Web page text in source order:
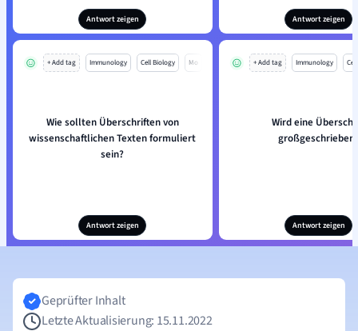
Antwort zeigen Antwort zeigen
+ Add tag Immunology Cell Biology Mo
Wie sollten Überschriften von
wissenschaftlichen Texten formuliert
sein?
Antwort zeigen
+ Add tag Immunology
Wird eine
Antwort zeigen
Geprüfter Inhalt
Letzte Aktualisierung: 15.11.2022